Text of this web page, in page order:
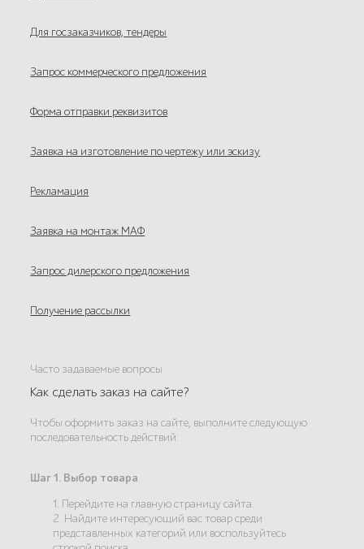
Для госзаказчиков, тендеры
Запрос коммерческого предложения
Форма отправки реквизитов
Заявка на изготовление по чертежу или эскизу
Рекламация
Заявка на монтаж МАФ
Запрос дилерского предложения
Получение рассылки
Часто задаваемые вопросы
Как сделать заказ на сайте?
Чтобы оформить заказ на сайте, выполните следующую
последовательность действий:
Шаг 1. Выбор товара
1. Перейдите на главную страницу сайта.
2. Найдите интересующий вас товар среди
представленных категорий или воспользуйтесь